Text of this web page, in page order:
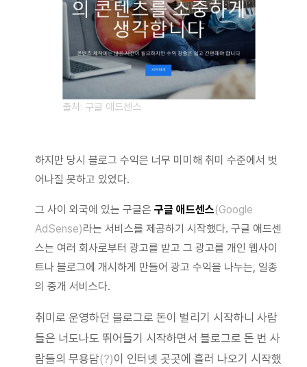
출처: 구글 애드센스
하지만 당시 블로그 수익은 너무 미미해 취미 수준에서 벗
어나질 못하고 있었다.
그 사이 외국에 있는 구글은 구글 애드센스(Google
AdSense)라는 서비스를 제공하기 시작했다. 구글 애드센
스는 여러 회사로부터 광고를 받고 그 광고를 개인 웹사이
트나 블로그에 개시하게 만들어 광고 수익을 나누는, 일종
의 중개 서비스다.
취미로 운영하던 블로그로 돈이 벌리기 시작하니 사람
들은 너도나도 뛰어들기 시작하면서 블로그로 돈 번 사
람들의 무용담(?)이 인터넷 곳곳에 흘러 나오기 시작했